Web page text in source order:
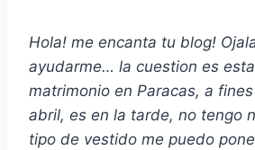
Hola! me encanta tu blog!
ayudarme… la cuestion es
matrimonio en Paracas, a
abril, es en la tarde, no tengo
tipo de vestido me puedo